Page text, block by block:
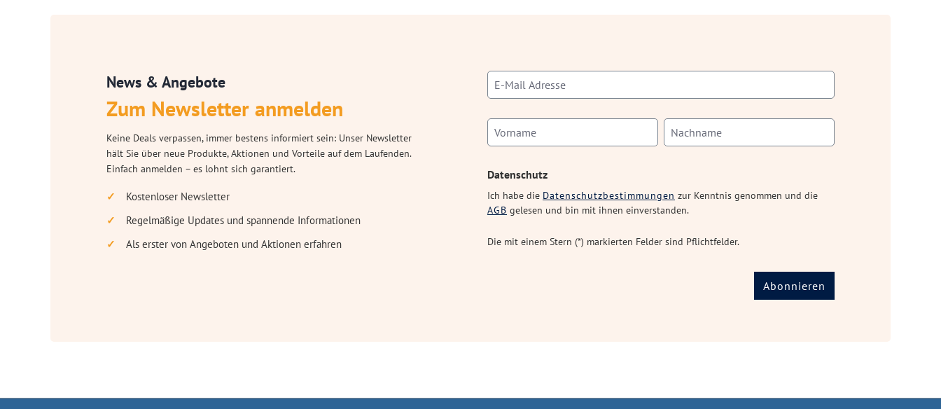
News & Angebote
Zum Newsletter anmelden
Keine Deals verpassen, immer bestens informiert sein: Unser Newsletter
hält Sie über neue Produkte, Aktionen und Vorteile auf dem Laufenden.
Einfach anmelden – es lohnt sich garantiert.
Kostenloser Newsletter
Regelmäßige Updates und spannende Informationen
Als erster von Angeboten und Aktionen erfahren
Datenschutz
Ich habe die Datenschutzbestimmungen zur Kenntnis genommen und die
AGB gelesen und bin mit ihnen einverstanden.
Die mit einem Stern (*) markierten Felder sind Pflichtfelder.
Abonnieren